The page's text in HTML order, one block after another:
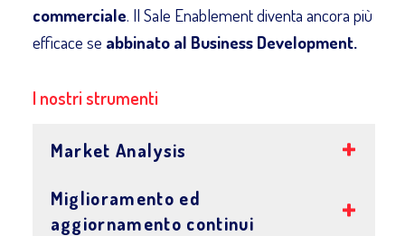
commerciale. Il Sale Enablement diventa ancora più
efficace se abbinato al Business Development.
I nostri strumenti
Market Analysis
Miglioramento ed
aggiornamento continui